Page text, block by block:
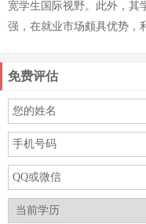
宽学生国际视野。此外，其
强，在就业市场颇具优势，
免费评估